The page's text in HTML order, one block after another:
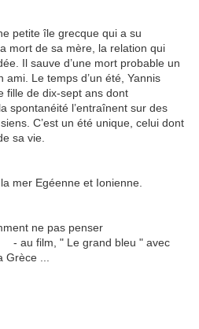
petite île grecque qui a su
mort de sa mère, la relation qui
Il sauve d’une mort probable un
Le temps d’un été, Yannis
fille de dix-sept ans dont
spontanéité l’entraînent sur des
C’est un été unique, celui dont
sa vie.
mer Egéenne et Ionienne.
penser
bleu " avec
...